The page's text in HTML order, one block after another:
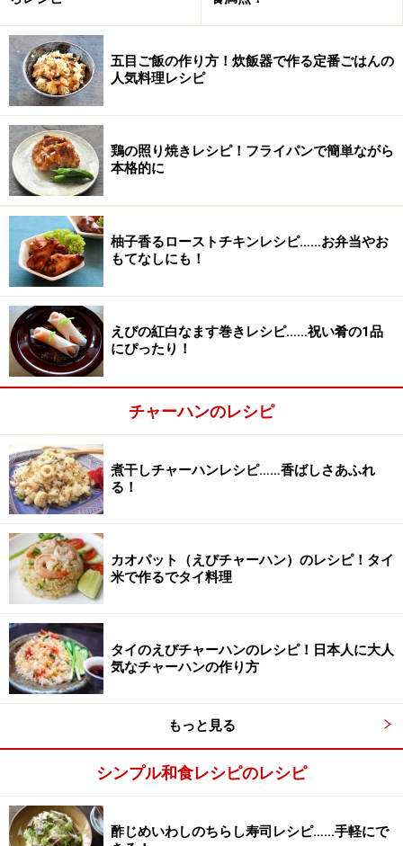
ごま油
「ししとう」の代わりに「甘長とうがらし」「万願寺と
うがらし」「ピーマン」などでも美味しく作ることがで
きます。また、大葉はお好みで用意してください。
しらすと大葉の和風じゃこチャーハンの作
り方・手順
■和風じゃこチャーハンの作り方
1
チャーハンの材料を準備する
じゃこチャーハンに入れる具材は、醤油味に合うような
「きのこ類」と「辛みのない唐辛子、ししとう、ピーマ
ン」などがおすすめです（今回は、椎茸、えのき、甘長
とうがらしを準備しました）。
じゃこに関しては、釜揚げしらすのような柔らかいもの
ではなく、炒めても崩れにくい硬めのじゃこを用意する
とよいです。
五目ご飯の作り方！炊飯器で作る定番ごはんの
人気料理レシピ
鶏の照り焼きレシピ！フライパンで簡単ながら
本格的に
柚子香るローストチキンレシピ……お弁当やお
もてなしにも！
えびの紅白なます巻きレシピ……祝い肴の1品
にぴったり！
チャーハンのレシピ
煮干しチャーハンレシピ……香ばしさあふれ
る！
カオパット（えびチャーハン）のレシピ！タイ
米で作るでタイ料理
タイのえびチャーハンのレシピ！日本人に大人
気なチャーハンの作り方
もっと見る
シンプル和食レシピのレシピ
酢じめいわしのちらし寿司レシピ……手軽にで